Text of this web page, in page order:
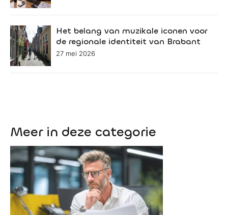
Het belang van muzikale iconen voor
de regionale identiteit van Brabant
27 mei 2026
Meer in deze categorie